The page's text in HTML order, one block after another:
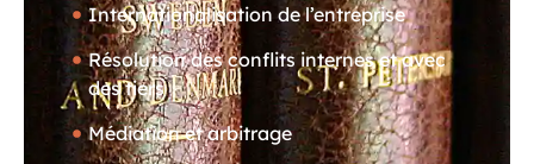
Internationalisation de l’entreprise
Résolution des conflits internes et avec
des tiers
Médiation et arbitrage